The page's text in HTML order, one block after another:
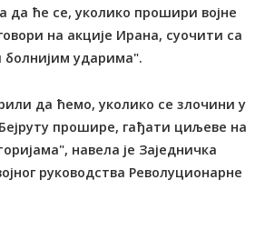
да ће се, уколико прошири војне
на акције Ирана, суочити са
болнијим ударима".
да ћемо, уколико се злочини у
прошире, гађати циљеве на
навела је Заједничка
руководства Револуционарне